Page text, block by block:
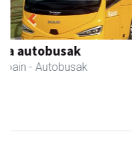
Francisco Mendikute
Andoain - Harategiak
Previous